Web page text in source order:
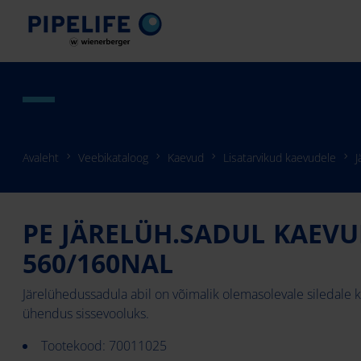
Avaleht Veebikataloog Kaevud Lisatarvikud kaevudele
PE JÄRELÜH.SADUL
560/160NAL
Järelühedussadula abil on võimalik olemasolevale siledale
ühendus sissevooluks.
Tootekood: 70011025